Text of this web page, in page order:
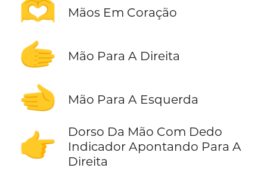
🫶 Mãos Em Coração
🫱 Mão Para A Direita
🫲 Mão Para A Esquerda
👉
Dorso Da Mão Com Dedo
Indicador Apontando Para A
Direita